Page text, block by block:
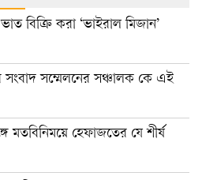
বিক্রি করা ‘ভাইরাল মিজান’
সংবাদ সম্মেলনের সঞ্চালক কে এই
মতবিনিময়ে হেফাজতের যে শীর্ষ